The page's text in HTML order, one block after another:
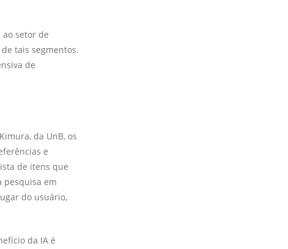
ao setor de
tais segmentos.
de
da UnB, os
e
de itens que
pesquisa em
do usuário,
da IA é